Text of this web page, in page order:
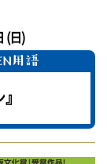
(日)